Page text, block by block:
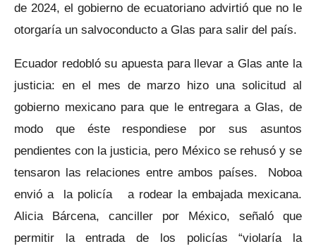
de 2024, el gobierno de ecuatoriano advirtió que no le
otorgaría un salvoconducto a Glas para salir del país.
Ecuador redobló su apuesta para llevar a Glas ante la
justicia: en el mes de marzo hizo una solicitud al
gobierno mexicano para que le entregara a Glas, de
modo que éste respondiese por sus asuntos
pendientes con la justicia, pero México se rehusó y se
tensaron las relaciones entre ambos países. Noboa
envió a la policía a rodear la embajada mexicana.
Alicia Bárcena, canciller por México, señaló que
permitir la entrada de los policías “violaría la